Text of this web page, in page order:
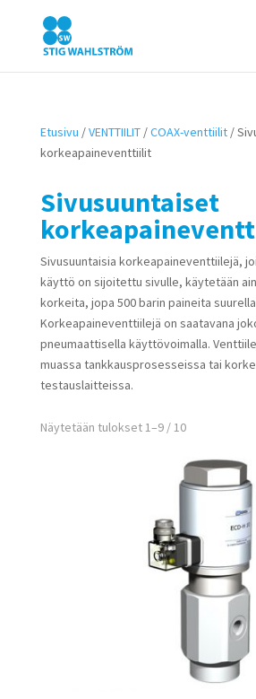
Etusivu /VENTTIILIT/COAX-venttiilit/
korkeapaineventtiilit
Sivusuuntaiset
Sivusuuntaisia korkeapaineventtiilejä,
käyttö on sijoitettu sivulle, käytetään
korkeita, jopa 500 barin paineita
Korkeapaineventtiilejä on saatavana
pneumaattisella käyttövoimalla.
muassa tankkausprosesseissa tai
testauslaitteissa.
Näytetään tulokset 1–9 / 10